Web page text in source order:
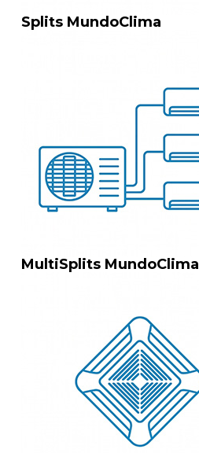
Splits MundoClima
MultiSplits MundoClima